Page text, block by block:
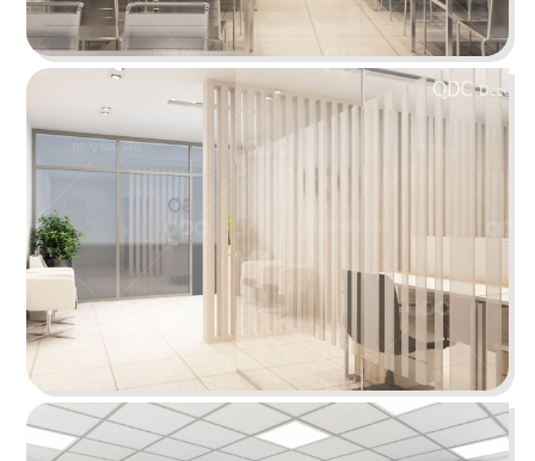
Chi tiết
D.A.K.Y
Vách ngăn thô được loại bỏ hoàn toàn giúp tiết